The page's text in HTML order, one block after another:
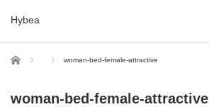
Hybea
ホーム woman-bed-female-attractive
woman-bed-female-attractive